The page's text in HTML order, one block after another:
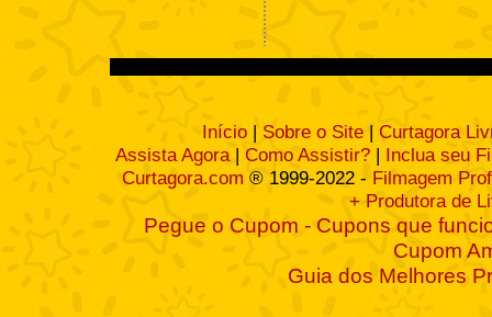
Início | Sobre o Site | Curtagora
Assista Agora| Como Assistir? | Inclua seu
Curtagora.com ® 1999-2022 - Filmagem
+ Produtora de
Pegue o Cupom - Cupons que
Cupom
Guia dos Melhores